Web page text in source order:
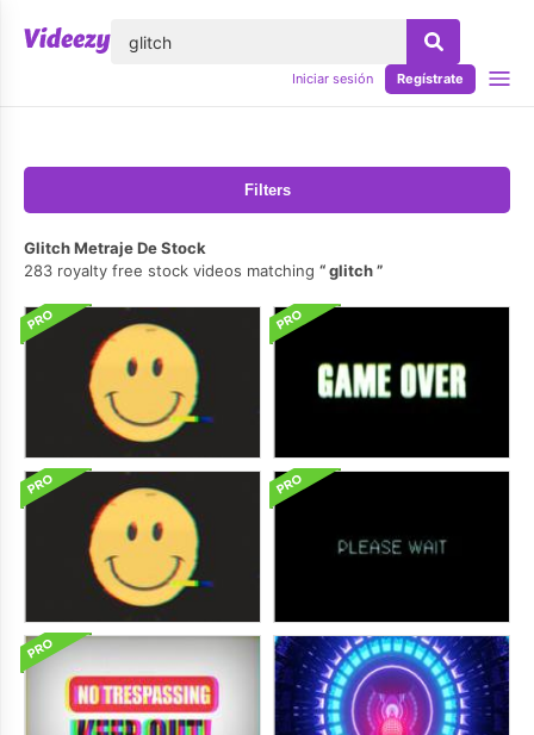
Iniciar sesión Regístrate
Filters
Glitch Metraje De Stock
283 royalty free stock videos matching
glitch